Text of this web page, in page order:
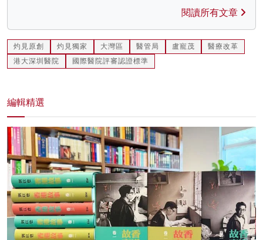
閱讀所有文章
灼見原創 灼見獨家 大灣區 醫管局 盧寵茂
醫療改革
港大深圳醫院
國際醫院評審認證標準
編輯精選